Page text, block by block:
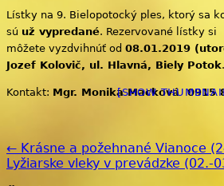
Lístky na 9. Bielopotocký ples, ktorý sa
sú už vypredané. Rezervované lístky si
môžete vyzdvihnúť od 08.01.2019
Jozef Kolovič, ul. Hlavná, Biely Potok.
Kontakt: Mgr. Monika Macková 0915
[SHOW
← Krásne a požehnané Vianoce
Lyžiarske vleky v prevádzke (02.-